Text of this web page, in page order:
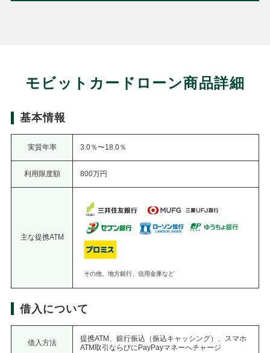
モビットカードローン商品詳細
基本情報
実質年率 3.0％〜18.0％
利用限度額 800万円
主な提携ATM
その他、地方銀行、信用金庫など
借入について
借入方法
提携ATM、銀行振込（振込キャッシング）、スマホ
ATM取引ならびにPayPayマネーへチャージ